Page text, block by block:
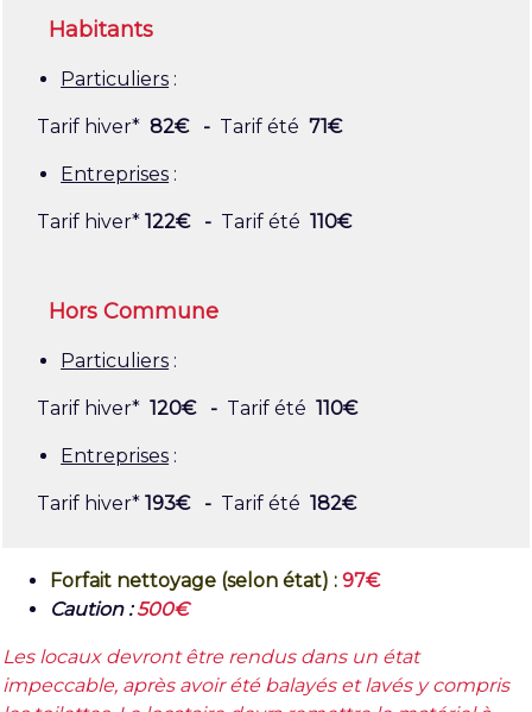
Habitants
Particuliers :
Tarif hiver*82€ - Tarif été 71€
Entreprises :
Tarif hiver*122€- Tarif été 110€
Hors Commune
Particuliers :
Tarif hiver*120€ - Tarif été 110€
Entreprises :
Tarif hiver*193€- Tarif été 182€
Forfait nettoyage (selon état) : 97€
Caution :500€
Les locaux devront être rendus dans un état
impeccable, après avoir été balayés et lavés y compris